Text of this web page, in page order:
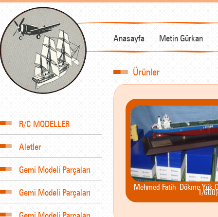
Anasayfa Metin Gürkan
R/C MODELLER
Aletler
Gemi Modeli Parçaları
Gemi Modeli Parçaları
Gemi Modeli Parçaları
Ürünler
Mehmed Fatih -Dökme Yük
1/600)